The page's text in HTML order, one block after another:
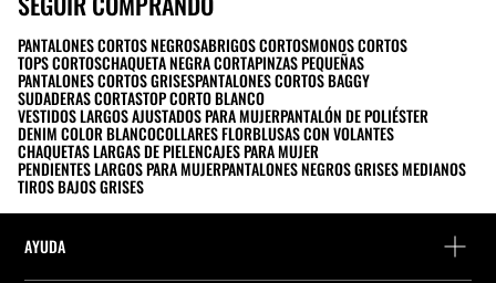
PANTALONES CORTOS NEGROSABRIGOS CORTOSMONOS CORTOS
TOPS CORTOSCHAQUETA NEGRA CORTAPINZAS PEQUEÑAS
PANTALONES CORTOS GRISESPANTALONES CORTOS BAGGY
SUDADERAS CORTASTOP CORTO BLANCO
VESTIDOS LARGOS AJUSTADOS PARA MUJERPANTALÓN DE POLIÉSTER
DENIM COLOR BLANCOCOLLARES FLORBLUSAS CON VOLANTES
CHAQUETAS LARGAS DE PIELENCAJES PARA MUJER
PENDIENTES LARGOS PARA MUJERPANTALONES NEGROS GRISES MEDIANOS
TIROS BAJOS GRISES
AYUDA